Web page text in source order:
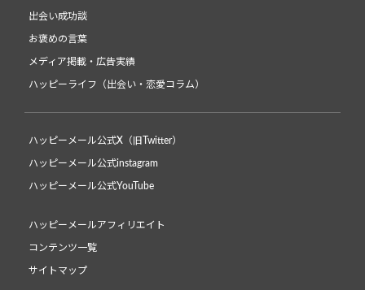
出会い成功談
お褒めの言葉
メディア掲載・広告実績
ハッピーライフ（出会い・恋愛コラム）
ハッピーメール公式X（旧Twitter）
ハッピーメール公式instagram
ハッピーメール公式YouTube
ハッピーメールアフィリエイト
コンテンツ一覧
サイトマップ